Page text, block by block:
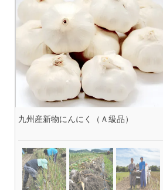
九州産新物にんにく（Ａ級品）